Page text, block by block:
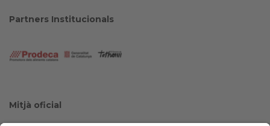
Partners Institucionals
Mitjà oficial